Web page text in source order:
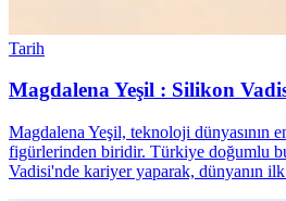
Tarih
Magdalena Yeşil : Silikon
Magdalena Yeşil, teknoloji dünyasının
figürlerinden biridir. Türkiye doğumlu
Vadisi'nde kariyer yaparak, dünyanın